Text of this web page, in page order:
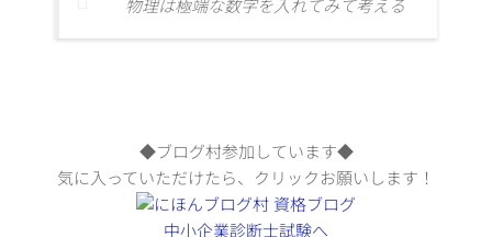
物理は極端な数字を入れてみて考える
◆ブログ村参加しています◆
気に入っていただけたら、クリックお願いします！